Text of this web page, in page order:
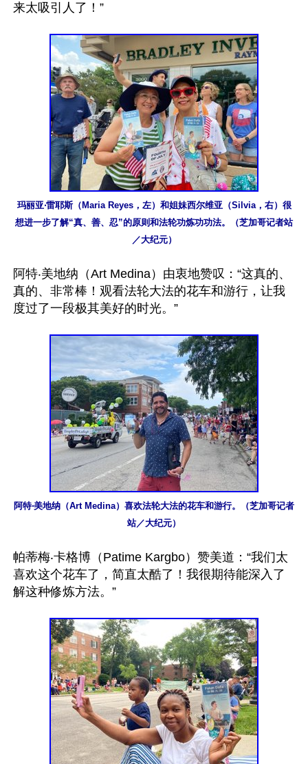
来太吸引人了！”
玛丽亚‧雷耶斯（Maria Reyes，左）和姐妹西尔维亚（Silvia，右）很
想进一步了解“真、善、忍”的原则和法轮功炼功功法。（芝加哥记者站
／大纪元）
阿特‧美地纳（Art Medina）由衷地赞叹：“这真的、
真的、非常棒！观看法轮大法的花车和游行，让我
度过了一段极其美好的时光。”
阿特‧美地纳（Art Medina）喜欢法轮大法的花车和游行。（芝加哥记者
站／大纪元）
帕蒂梅‧卡格博（Patime Kargbo）赞美道：“我们太
喜欢这个花车了，简直太酷了！我很期待能深入了
解这种修炼方法。”